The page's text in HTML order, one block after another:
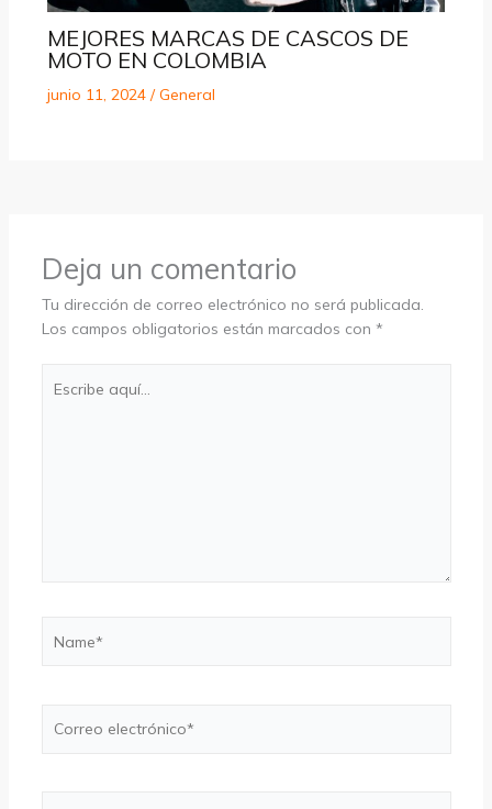
MEJORES MARCAS DE CASCOS DE
MOTO EN COLOMBIA
junio 11, 2024 /General
Deja un comentario
Tu dirección de correo electrónico no será publicada.
Los campos obligatorios están marcados con *
aquí...
electrónico*